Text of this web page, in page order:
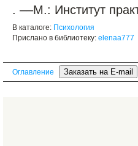
. ––М.: Институт
В каталоге: Психология
Прислано в библиотеку: elenaa777
Оглавление